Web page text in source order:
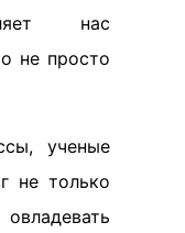
нас
не просто
ученые
не только